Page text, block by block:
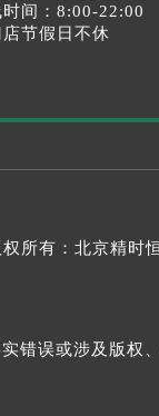
间：8:00-22:00
节假日不休
权所有：北京精时
错误或涉及版权